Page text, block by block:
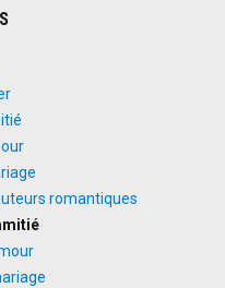
romantiques